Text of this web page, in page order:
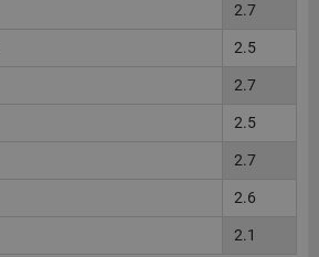
2.7
2.5
2.7
2.5
2.7
2.6
2.1